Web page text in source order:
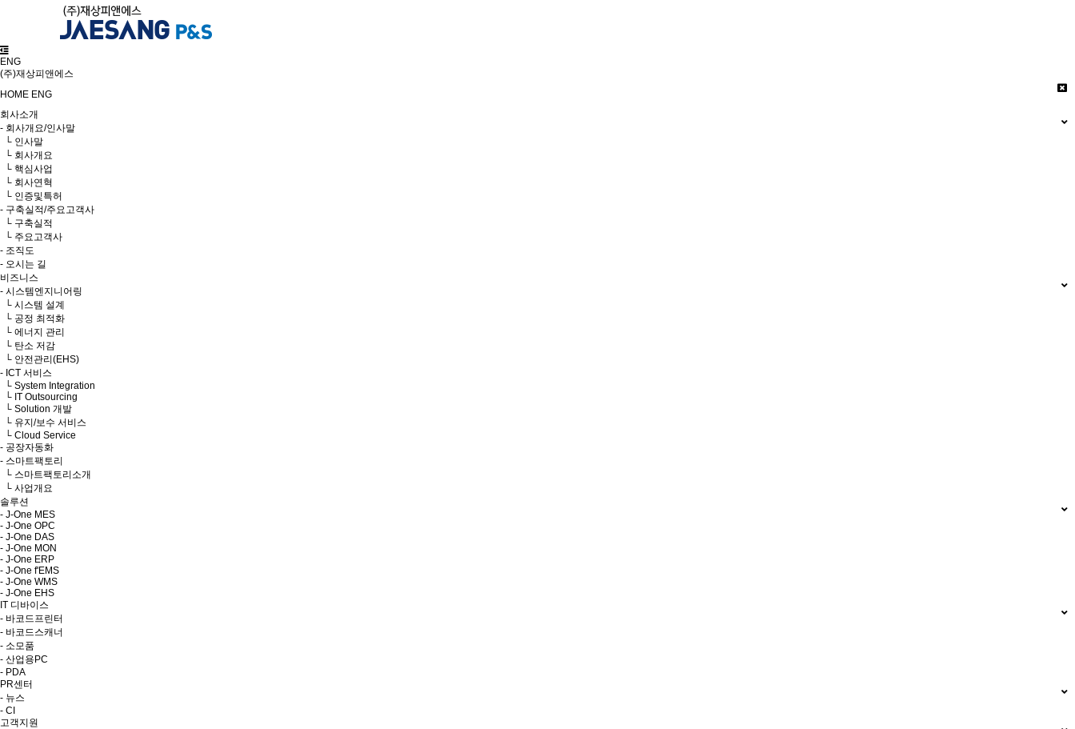
ENG
(주)재상피앤에스
HOME ENG
회사소개
- 회사개요/인사말
└ 인사말
└ 회사개요
└ 핵심사업
└ 회사연혁
└ 인증및특허
- 구축실적/주요고객사
└ 구축실적
└ 주요고객사
- 조직도
- 오시는 길
비즈니스
- 시스템엔지니어링
└ 시스템 설계
└ 공정 최적화
└ 에너지 관리
└ 탄소 저감
└ 안전관리(EHS)
- ICT 서비스
└ System Integration
└ IT Outsourcing
└ Solution 개발
└ 유지/보수 서비스
└ Cloud Service
- 공장자동화
- 스마트팩토리
└ 스마트팩토리소개
└ 사업개요
솔루션
- J-One MES
- J-One OPC
- J-One DAS
- J-One MON
- J-One ERP
- J-One f'EMS
- J-One WMS
- J-One EHS
IT 디바이스
- 바코드프린터
- 바코드스캐너
- 소모품
- 산업용PC
- PDA
PR센터
- 뉴스
- CI
고객지원